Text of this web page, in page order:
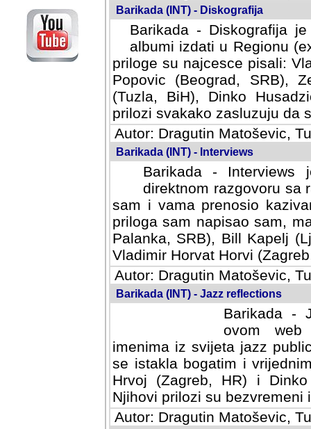
Barikada (INT) - Diskografija
Barikada - Diskografija
albumi izdati u Regionu
priloge su najcesce pisali:
Popovic (Beograd, SRB),
(Tuzla, BiH), Dinko
prilozi svakako zasluzuju da
Autor: Dragutin Matoševic,
Barikada (INT) - Interviews
Barikada -
direktnom razgovoru sa
sam i vama prenosio
priloga sam napisao sam,
Palanka, SRB), Bill Kapelj
Vladimir Horvat Horvi
Autor: Dragutin Matoševic,
Barikada (INT) - Jazz reflections
Barikada -
ovom web
imenima iz svijeta jazz
se istakla bogatim i
Hrvoj (Zagreb, HR) i
Njihovi prilozi su bezvremeni
Autor: Dragutin Matoševic,